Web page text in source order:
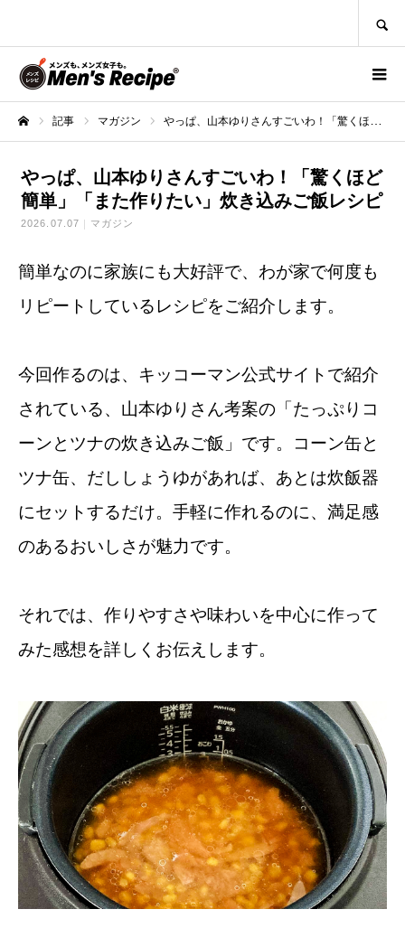
記事 マガジン やっぱ、山本ゆりさんすごいわ！「驚くほど簡単」「また作りたい」炊き込みご飯レシピ
やっぱ、山本ゆりさんすごいわ！「驚くほど
簡単」「また作りたい」炊き込みご飯レシピ
2026.07.07 マガジン
簡単なのに家族にも大好評で、わが家で何度も
リピートしているレシピをご紹介します。
今回作るのは、キッコーマン公式サイトで紹介
されている、山本ゆりさん考案の「たっぷりコ
ーンとツナの炊き込みご飯」です。コーン缶と
ツナ缶、だししょうゆがあれば、あとは炊飯器
にセットするだけ。手軽に作れるのに、満足感
のあるおいしさが魅力です。
それでは、作りやすさや味わいを中心に作って
みた感想を詳しくお伝えします。